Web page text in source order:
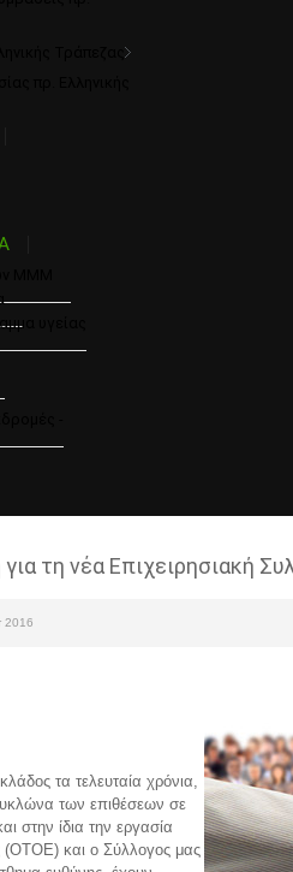
Τράπεζας
υγείας
-
τη νέα Επιχειρησιακή
2016
τα τελευταία χρόνια,
των επιθέσεων σε
στην ίδια την εργασία
και ο Σύλλογος μας